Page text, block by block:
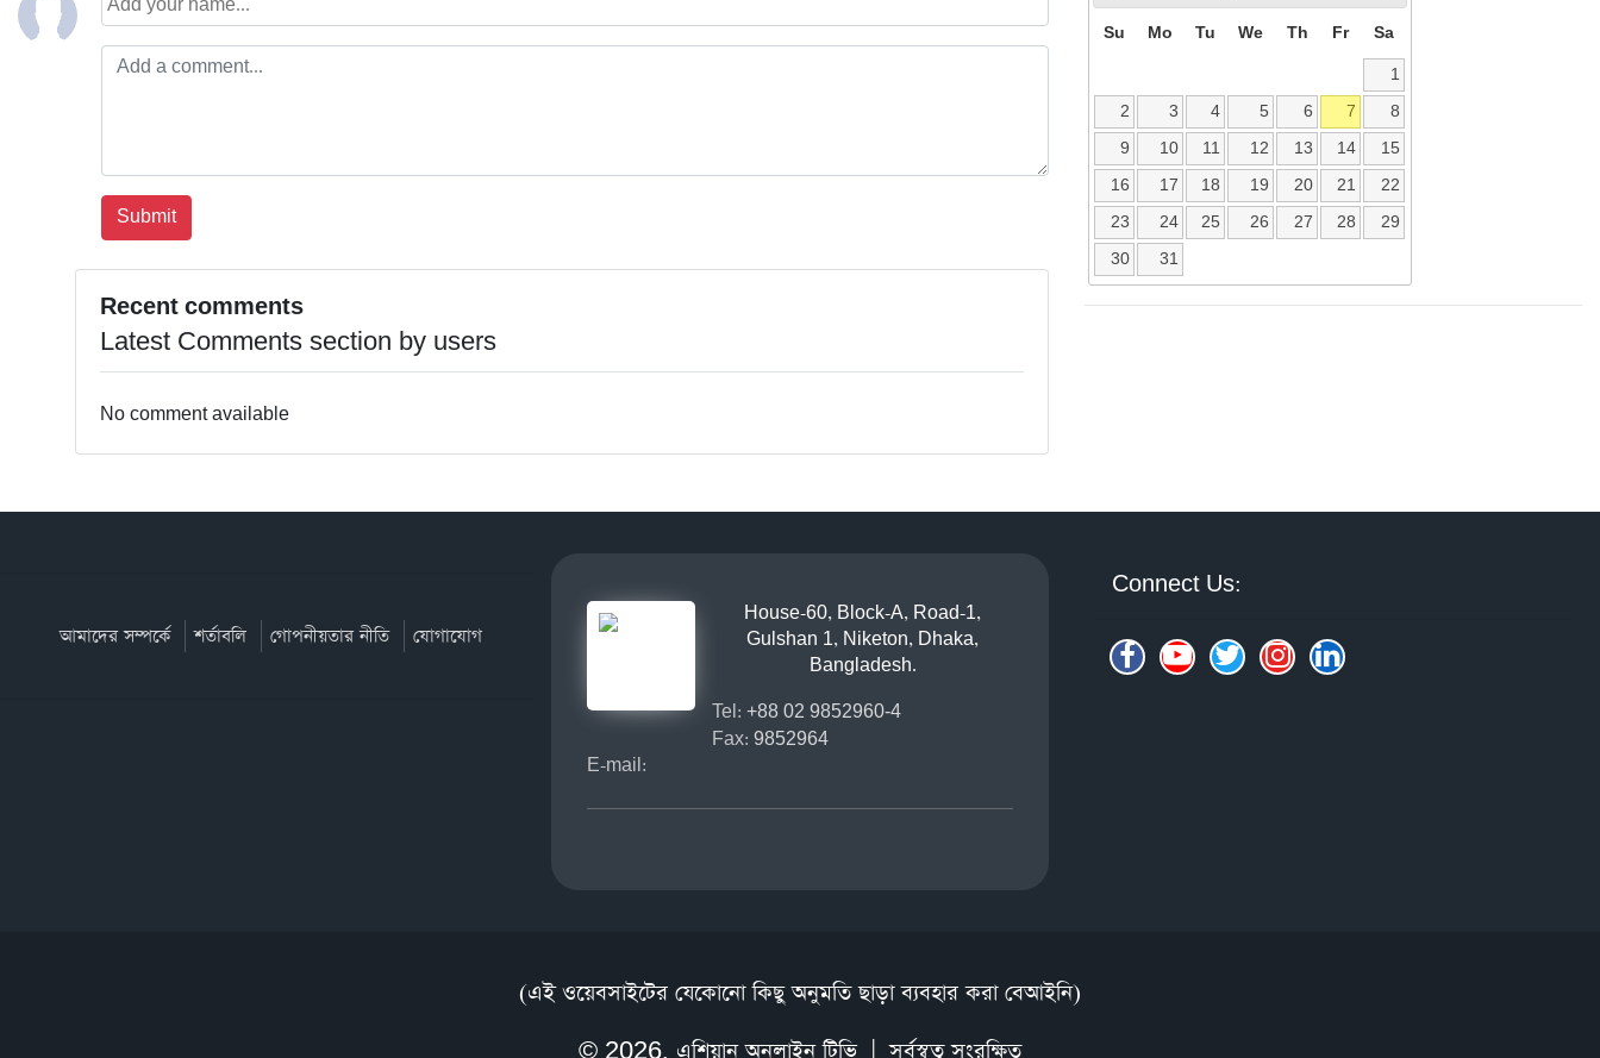
Recent comments
Latest Comments section by users
No comment available
Su Mo Tu We Th Fr Sa
1
2
3 4 5 6 7
8
9
10 11 12 13 14
15
16
17 18 19 20 21
22
23
24 25 26 27 28
29
30
31
আমাদের সম্পর্কে শর্তাবলি গোপনীয়তার নীতি যোগাযোগ
House-60, Block-A, Road-1,
Gulshan 1, Niketon, Dhaka,
Bangladesh.
Tel: +88 02 9852960-4
Fax: 9852964
E-mail:
Connect Us:
(এই ওয়েবসাইটের যেকোনো কিছু অনুমতি ছাড়া ব্যবহার করা বেআইনি)
© 2026, এশিয়ান অনলাইন টিভি| সর্বস্বত্ব সংরক্ষিত